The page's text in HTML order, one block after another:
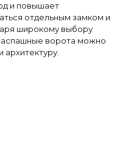
и повышает
отдельным замком и
широкому выбору
ворота можно